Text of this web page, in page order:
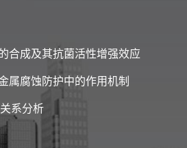
合成及其抗菌活性增强效应
属腐蚀防护中的作用机制
系分析